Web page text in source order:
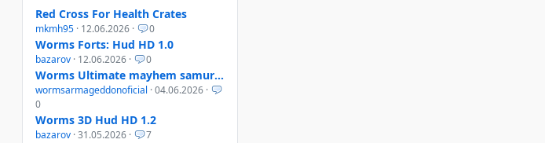
Red Cross For Health Crates
mkmh95 · 12.06.2026 · 0
Worms Forts: Hud HD 1.0
bazarov · 12.06.2026 · 0
Worms Ultimate mayhem samurai helmet
wormsarmageddonoficial · 04.06.2026 ·
0
Worms 3D Hud HD 1.2
bazarov · 31.05.2026 · 7